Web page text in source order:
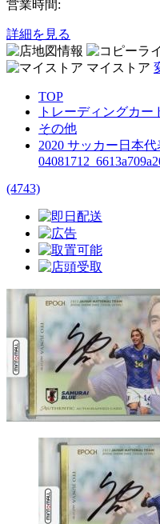
営業時間:
詳細を見る
マイストア
TOP
トレーディングカー
その他
2020 サッカー日本
(4743)